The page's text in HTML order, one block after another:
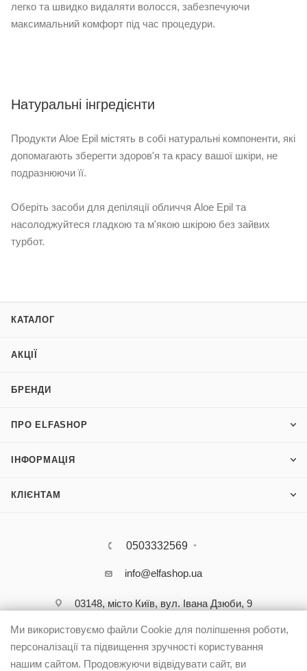
легко та швидко видаляти волосся, забезпечуючи
максимальний комфорт під час процедури.
Натуральні інгредієнти
Продукти Aloe Epil містять в собі натуральні компоненти, які
допомагають зберегти здоров'я та красу вашої шкіри, не
подразнюючи її.
Оберіть засоби для депіляції обличчя Aloe Epil та
насолоджуйтеся гладкою та м'якою шкірою без зайвих
турбот.
КАТАЛОГ
АКЦІЇ
БРЕНДИ
ПРО ELFASHOP
ІНФОРМАЦІЯ
КЛІЄНТАМ
0503332569
info@elfashop.ua
03148, місто Київ, вул. Івана Дзюби, 9
Ми використовуємо файли Cookie для поліпшення роботи,
персоналізації та підвищення зручності користування
нашим сайтом. Продовжуючи відвідувати сайт, ви